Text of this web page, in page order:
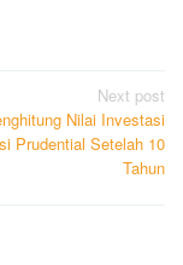
Next post
Nilai Investasi
Prudential Setelah 10
Tahun